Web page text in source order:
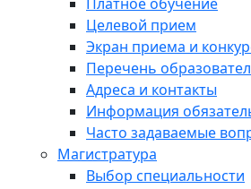
Целевой прием
Экран приема и
Перечень
Адреса и контакты
Информация
Часто задаваемые
Магистратура
Выбор специальности